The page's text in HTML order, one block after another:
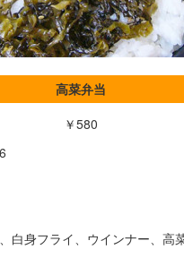
高菜弁当
￥580
白身フライ、ウインナー、高